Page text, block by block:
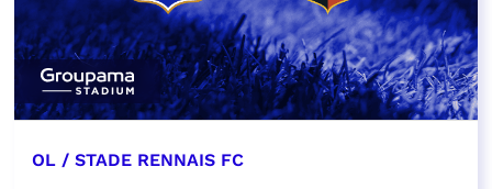
OL / STADE RENNAIS FC